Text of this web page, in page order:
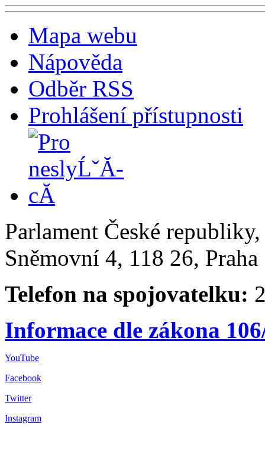
Mapa webu
Nápověda
Odběr RSS
Prohlášení přístupnosti
Parlament České
Sněmovní 4, 118 26,
Telefon na spojovatelku:
Informace dle zákona
YouTube
Facebook
Twitter
Instagram